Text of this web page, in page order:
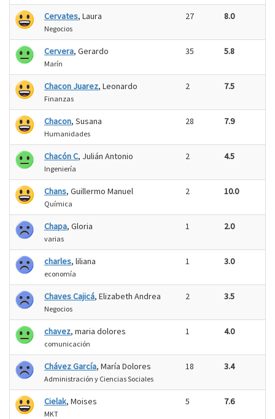
Cervates, Laura
Negocios
27 8.0
Cervera, Gerardo
Marín
35 5.8
Chacon Juarez, Leonardo
Finanzas
2 7.5
Chacon, Susana
Humanidades
28 7.9
Chacón C, Julián Antonio
Ingeniería
2 4.5
Chans, Guillermo Manuel
Química
2 10.0
Chapa, Gloria
varias
1 2.0
charles, liliana
economía
1 3.0
Chaves Cajicá, Elizabeth Andrea
Negocios
2 3.5
chavez, maria dolores
comunicación
1 4.0
Chávez García, María Dolores
Administración y Ciencias Sociales
18 3.4
Cielak, Moises
MKT
5 7.6